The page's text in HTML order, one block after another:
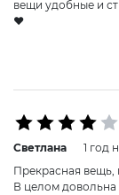
вещи удобные и
❤️
Светлана
1 год
Прекрасная вещь,
В целом довольна